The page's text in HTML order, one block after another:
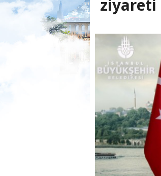
ziyareti